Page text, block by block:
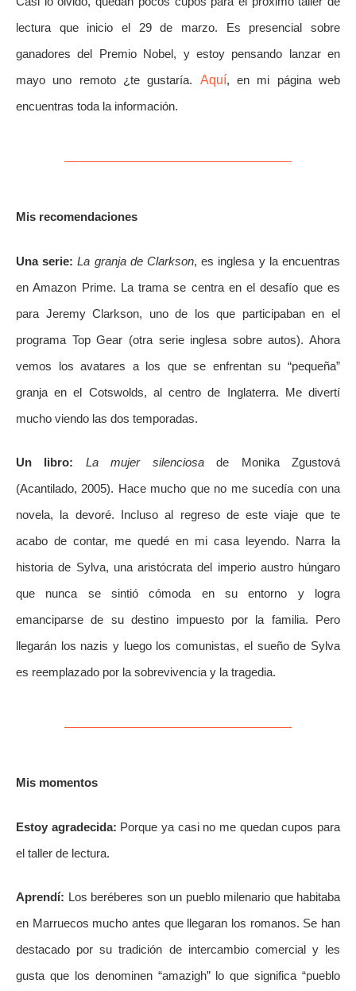
lectura que inicio el 29 de marzo. Es presencial sobre
ganadores del Premio Nobel, y estoy pensando lanzar en
mayo uno remoto ¿te gustaría. Aquí, en mi página web
encuentras toda la información.
Mis recomendaciones
Una serie: La granja de Clarkson, es inglesa y la encuentras
en Amazon Prime. La trama se centra en el desafío que es
para Jeremy Clarkson, uno de los que participaban en el
programa Top Gear (otra serie inglesa sobre autos). Ahora
vemos los avatares a los que se enfrentan su “pequeña”
granja en el Cotswolds, al centro de Inglaterra. Me divertí
mucho viendo las dos temporadas.
Un libro: La mujer silenciosade Monika Zgustová
(Acantilado, 2005). Hace mucho que no me sucedía con una
novela, la devoré. Incluso al regreso de este viaje que te
acabo de contar, me quedé en mi casa leyendo. Narra la
historia de Sylva, una aristócrata del imperio austro húngaro
que nunca se sintió cómoda en su entorno y logra
emanciparse de su destino impuesto por la familia. Pero
llegarán los nazis y luego los comunistas, el sueño de Sylva
es reemplazado por la sobrevivencia y la tragedia.
Mis momentos
Estoy agradecida: Porque ya casi no me quedan cupos para
el taller de lectura.
Aprendí: Los beréberes son un pueblo milenario que habitaba
en Marruecos mucho antes que llegaran los romanos. Se han
destacado por su tradición de intercambio comercial y les
gusta que los denominen “amazigh” lo que significa “pueblo